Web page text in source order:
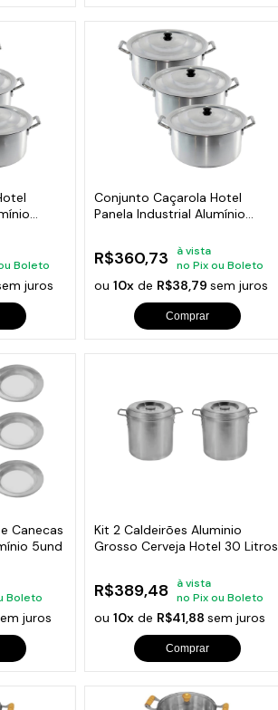
Boleto
juros
Conjunto Caçarola Hotel
Panela Industrial Alumínio
R$360,73
à vista
no Pix ou Boleto
ou10x de R$38,79sem juros
Comprar
Canecas
5und
Boleto
juros
Kit 2 Caldeirões Aluminio
Grosso Cerveja Hotel 30 Litros
R$389,48
à vista
no Pix ou Boleto
ou10x de R$41,88sem juros
Comprar